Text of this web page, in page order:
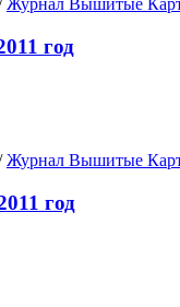
год
Журнал Вышитые
год